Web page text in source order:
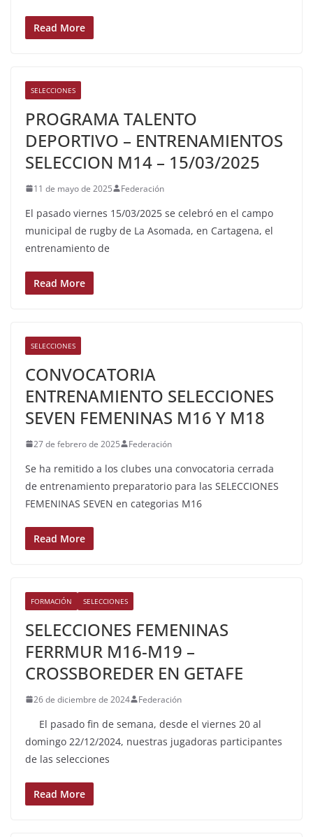
Read More
SELECCIONES
PROGRAMA TALENTO
DEPORTIVO – ENTRENAMIENTOS
SELECCION M14 – 15/03/2025
11 de mayo de 2025 Federación
El pasado viernes 15/03/2025 se celebró en el campo
municipal de rugby de La Asomada, en Cartagena, el
entrenamiento de
Read More
SELECCIONES
CONVOCATORIA
ENTRENAMIENTO SELECCIONES
SEVEN FEMENINAS M16 Y M18
27 de febrero de 2025 Federación
Se ha remitido a los clubes una convocatoria cerrada
de entrenamiento preparatorio para las SELECCIONES
FEMENINAS SEVEN en categorias M16
Read More
FORMACIÓN SELECCIONES
SELECCIONES FEMENINAS
FERRMUR M16-M19 –
CROSSBOREDER EN GETAFE
26 de diciembre de 2024 Federación
El pasado fin de semana, desde el viernes 20 al
domingo 22/12/2024, nuestras jugadoras participantes
de las selecciones
Read More